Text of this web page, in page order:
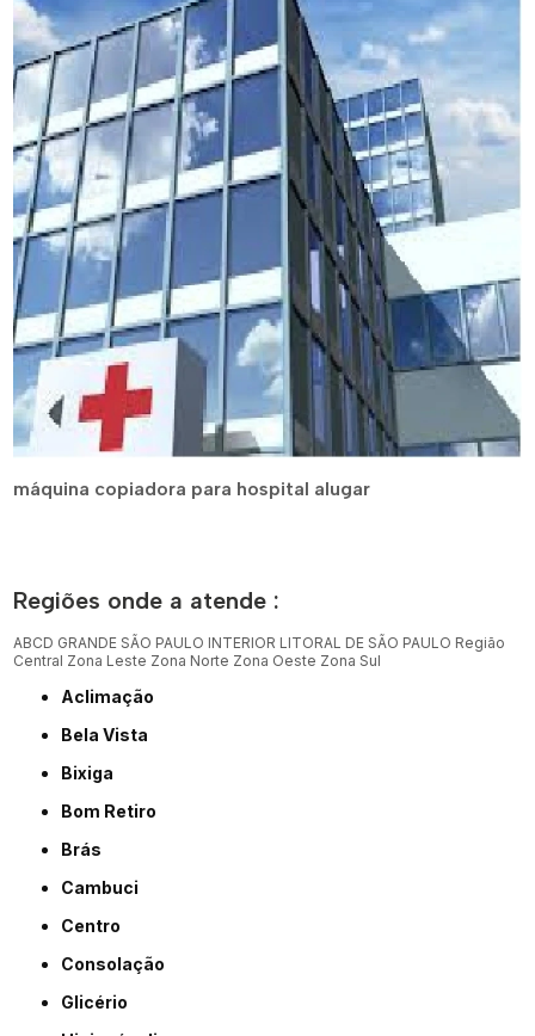
máquina copiadora para hospital alugar
Regiões onde a atende :
ABCD GRANDE SÃO PAULO INTERIOR LITORAL DE SÃO PAULO Região
Central Zona Leste Zona Norte Zona Oeste Zona Sul
Aclimação
Bela Vista
Bixiga
Bom Retiro
Brás
Cambuci
Centro
Consolação
Glicério